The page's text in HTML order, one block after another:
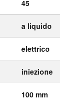
45
a liquido
elettrico
iniezione
100 mm